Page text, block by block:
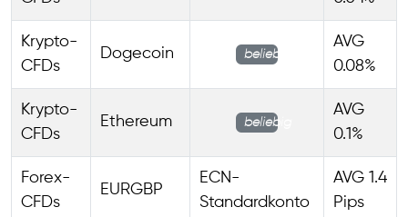
Krypto-
CFDs
Dogecoin beliebig
AVG
0.08%
Krypto-
CFDs
Ethereum beliebig
AVG
0.1%
Forex-
CFDs
EURGBP
ECN-
Standardkonto
AVG 1.4
Pips